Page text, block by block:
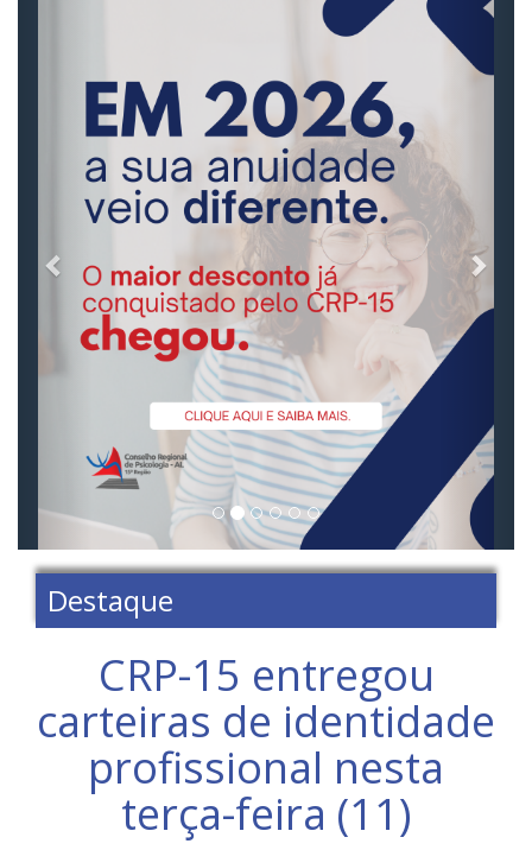
Destaque
CRP-15 entregou
carteiras de identidade
profissional nesta
terça-feira (11)